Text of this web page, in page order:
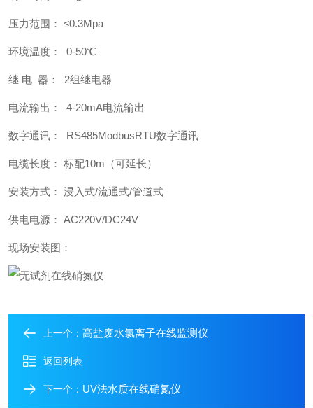
压力范围： ≤0.3Mpa
环境温度： 0-50℃
继 电 器： 2组继电器
电流输出： 4-20mA电流输出
数字通讯： RS485ModbusRTU数字通讯
电缆长度： 标配10m（可延长）
安装方式： 浸入式/流通式/管道式
供电电源： AC220V/DC24V
现场安装图：
上一个： 高盐废水氯离子在线监测仪
返回列表
下一个： UV法水质在线硝氮仪